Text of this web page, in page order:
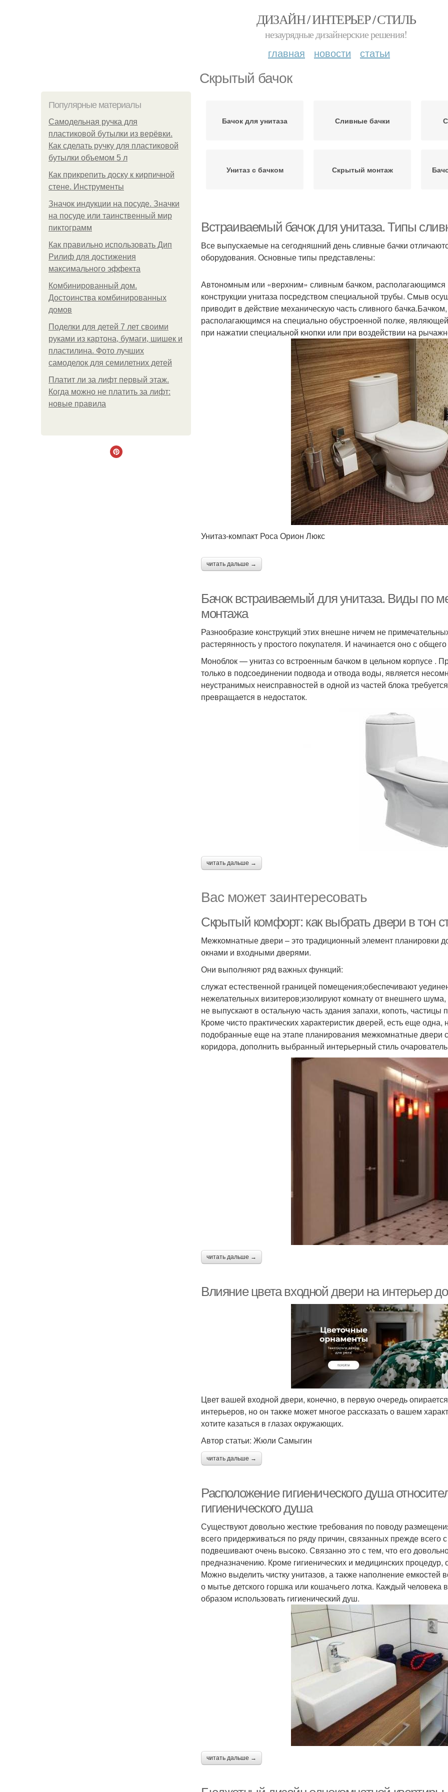
ДИЗАЙН / ИНТЕРЬЕР / СТИЛЬ
незаурядные дизайнерские решения!
главная новости статьи
Скрытый бачок
Популярные материалы
Самодельная ручка для
пластиковой бутылки из верёвки.
Как сделать ручку для пластиковой
бутылки объемом 5 л
Как прикрепить доску к кирпичной
стене. Инструменты
Значок индукции на посуде. Значки
на посуде или таинственный мир
пиктограмм
Как правильно использовать Дип
Рилиф для достижения
максимального эффекта
Комбинированный дом.
Достоинства комбинированных
домов
Поделки для детей 7 лет своими
руками из картона, бумаги, шишек и
пластилина. Фото лучших
самоделок для семилетних детей
Платит ли за лифт первый этаж.
Когда можно не платить за лифт:
новые правила
Бачок для унитаза Сливные бачки
Унитаз с бачком Скрытый монтаж
Встраиваемый бачок для унитаза. Типы
Все выпускаемые на сегодняшний день сливные бачки
оборудования. Основные типы представлены:
Автономным или «верхним» сливным бачком, располагающимся
конструкции унитаза посредством специальной трубы. Смыв
приводит в действие механическую часть сливного
располагающимся на специально обустроенной полке,
при нажатии специальной кнопки или при воздействии на
Унитаз-компакт Роса Орион Люкс
читать дальше →
Бачок встраиваемый для унитаза. Виды по
монтажа
Разнообразие конструкций этих внешне ничем не
растерянность у простого покупателя. И начинается оно с
Моноблок — унитаз со встроенным бачком в цельном корпусе .
только в подсоединении подвода и отвода воды, является
неустранимых неисправностей в одной из частей блока
превращается в недостаток.
читать дальше →
Вас может заинтересовать
Скрытый комфорт: как выбрать двери в тон
Межкомнатные двери – это традиционный элемент планировки
окнами и входными дверями.
Они выполняют ряд важных функций:
служат естественной границей помещения;обеспечивают
нежелательных визитеров;изолируют комнату от внешнего
не выпускают в остальную часть здания запахи, копоть, частицы
Кроме чисто практических характеристик дверей, есть еще
подобранные еще на этапе планирования межкомнатные двери
коридора, дополнить выбранный интерьерный стиль
читать дальше →
Влияние цвета входной двери на интерьер
Цвет вашей входной двери, конечно, в первую очередь
интерьеров, но он также может многое рассказать о вашем
хотите казаться в глазах окружающих.
Автор статьи: Жюли Самыгин
читать дальше →
Расположение гигиенического душа
гигиенического душа
Существуют довольно жесткие требования по поводу
всего придерживаться по ряду причин, связанных прежде всего
подвешивают очень высоко. Связанно это с тем, что его
предназначению. Кроме гигиенических и медицинских
Можно выделить чистку унитазов, а также наполнение емкостей
о мытье детского горшка или кошачьего лотка. Каждый человека
образом использовать гигиенический душ.
читать дальше →